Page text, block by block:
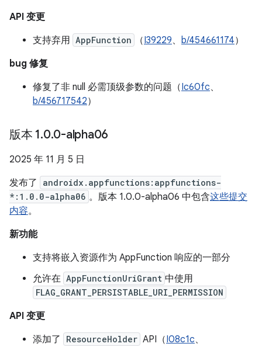
API 变更
支持弃用 AppFunction （I39229、 b/454661174）
bug 修复
修复了非 null 必需顶级参数的问题（Ic60fc、
b/456717542）
版本 1.0.0-alpha06
2025 年 11 月 5 日
发布了
androidx.appfunctions:appfunctions-
*:1.0.0-alpha06 。版本 1.0.0-alpha06 中包含这些提交
内容。
新功能
支持将嵌入资源作为 AppFunction 响应的一部分
允许在 AppFunctionUriGrant 中使用
FLAG_GRANT_PERSISTABLE_URI_PERMISSION
API 变更
添加了
ResourceHolder API（I08c1c、